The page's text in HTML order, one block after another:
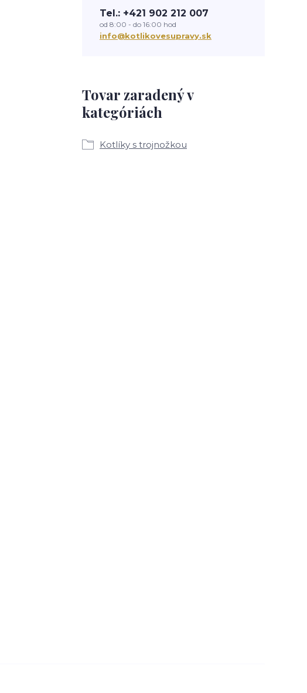
Tovar zaradený v
kategóriách
Kotlíky s trojnožkou
Tel.: +421 902 212 007
od 8:00 - do 16:00 hod
info@kotlikovesupravy.sk